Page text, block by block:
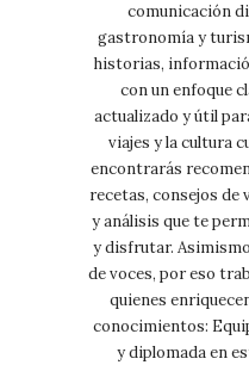
comunicación
gastronomía y
historias,
con un enfoque
actualizado y útil
viajes y la cultura
encontrarás
recetas, consejos de
y análisis que te
y disfrutar.
de voces, por eso
quienes
conocimientos:
y diplomada en